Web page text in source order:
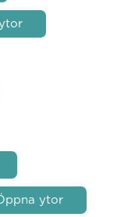
ytor